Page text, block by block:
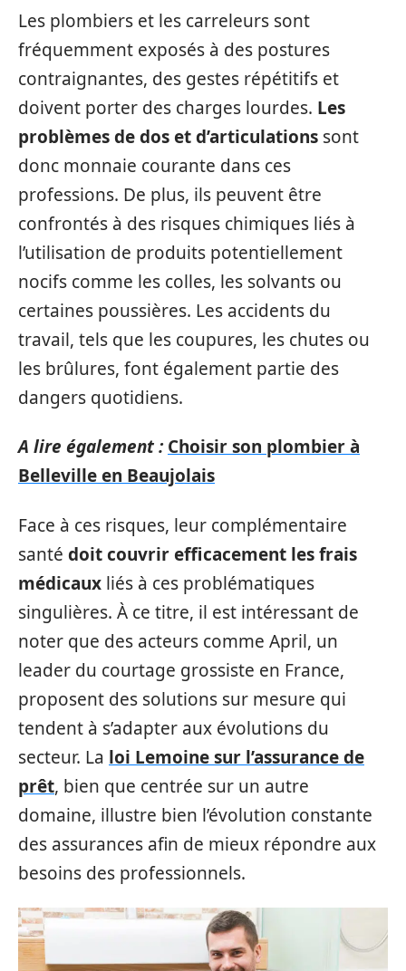
Les plombiers et les carreleurs sont
fréquemment exposés à des postures
contraignantes, des gestes répétitifs et
doivent porter des charges lourdes. Les
problèmes de dos et d’articulations sont
donc monnaie courante dans ces
professions. De plus, ils peuvent être
confrontés à des risques chimiques liés à
l’utilisation de produits potentiellement
nocifs comme les colles, les solvants ou
certaines poussières. Les accidents du
travail, tels que les coupures, les chutes ou
les brûlures, font également partie des
dangers quotidiens.
A lire également : Choisir son plombier à
Belleville en Beaujolais
Face à ces risques, leur complémentaire
santé doit couvrir efficacement les frais
médicaux liés à ces problématiques
singulières. À ce titre, il est intéressant de
noter que des acteurs comme April, un
leader du courtage grossiste en France,
proposent des solutions sur mesure qui
tendent à s’adapter aux évolutions du
secteur. La loi Lemoine sur l’assurance de
prêt, bien que centrée sur un autre
domaine, illustre bien l’évolution constante
des assurances afin de mieux répondre aux
besoins des professionnels.